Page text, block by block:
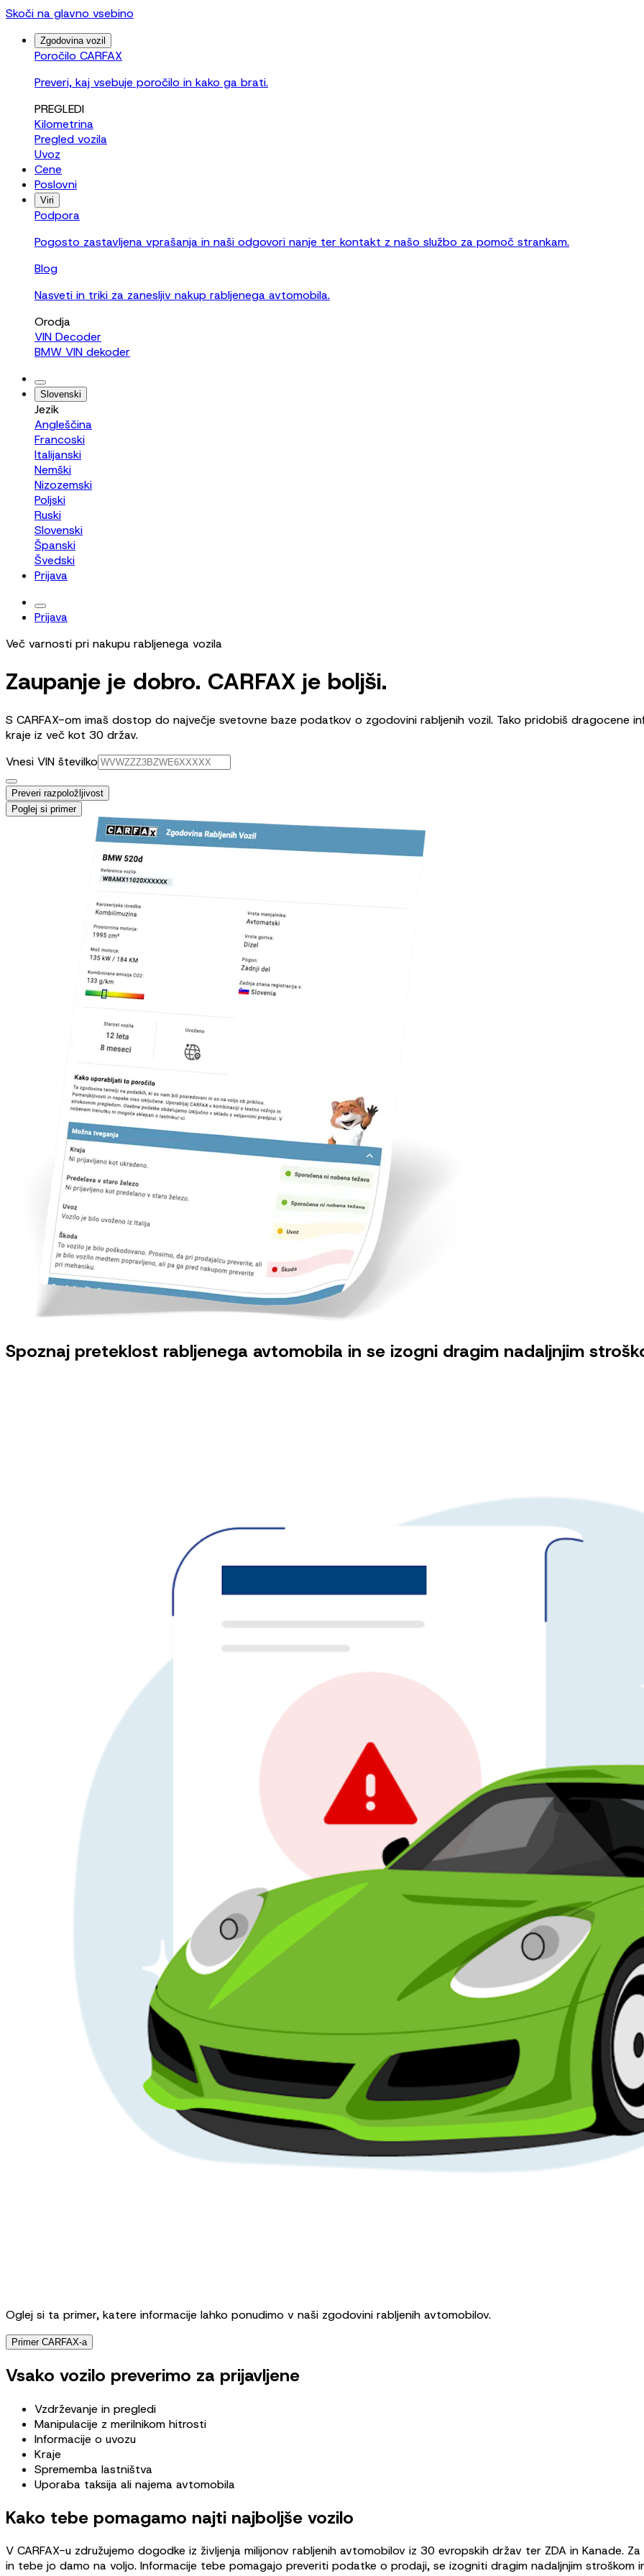
Skoči na glavno vsebino
Zgodovina vozil
Poročilo CARFAX
Preveri, kaj vsebuje poročilo in kako ga brati.
PREGLEDI
Kilometrina
Pregled vozila
Uvoz
Cene
Poslovni
Viri
Podpora
Pogosto zastavljena vprašanja in naši odgovori nanje ter kontakt z našo službo za pomoč strankam.
Blog
Nasveti in triki za zanesljiv nakup rabljenega avtomobila.
Orodja
VIN Decoder
BMW VIN dekoder
Slovenski
Jezik
Angleščina
Francoski
Italijanski
Nemški
Nizozemski
Poljski
Ruski
Slovenski
Španski
Švedski
Prijava
Prijava
Več varnosti pri nakupu rabljenega vozila
Zaupanje je dobro. CARFAX je boljši.
S CARFAX-om imaš dostop do največje svetovne baze podatkov o zgodovini rabljenih vozil. Tako pridobiš dragocene
kraje iz več kot 30 držav.
Vnesi VIN številko
Preveri razpoložljivost
Poglej si primer
Spoznaj preteklost rabljenega avtomobila in se izogni dragim nadaljnjim
Oglej si ta primer, katere informacije lahko ponudimo v naši zgodovini rabljenih avtomobilov.
Primer CARFAX-a
Vsako vozilo preverimo za prijavljene
Vzdrževanje in pregledi
Manipulacije z merilnikom hitrosti
Informacije o uvozu
Kraje
Sprememba lastništva
Uporaba taksija ali najema avtomobila
Kako tebe pomagamo najti najboljše vozilo
V CARFAX-u združujemo dogodke iz življenja milijonov rabljenih avtomobilov iz 30 evropskih držav ter ZDA in Kanade.
in tebe jo damo na voljo. Informacije tebe pomagajo preveriti podatke o prodaji, se izogniti dragim nadaljnjim stroškom